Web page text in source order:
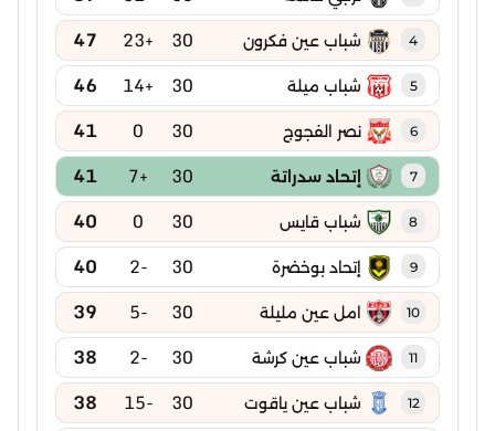
4 شباب عين فكرون 30
+23
47
5 شباب ميلة 30
+14
46
6 نصر الفجوج 30
0
41
7 إتحاد سدراتة 30
+7
41
8 شباب قايس 30
0
40
9 إتحاد بوخضرة 30
-2
40
10 امل عين مليلة 30
-5
39
11 شباب عين كرشة 30
-2
38
12 شباب عين ياقوت 30
-15
38